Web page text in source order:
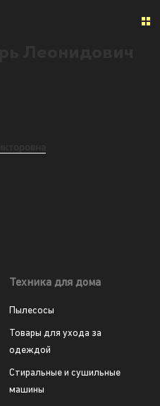
Техника для дома
Пылесосы
Товары для ухода за
одеждой
Стиральные и сушильные
машины